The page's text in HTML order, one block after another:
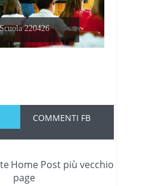
220426
COMMENTI FB
Post più vecchio
Home
page